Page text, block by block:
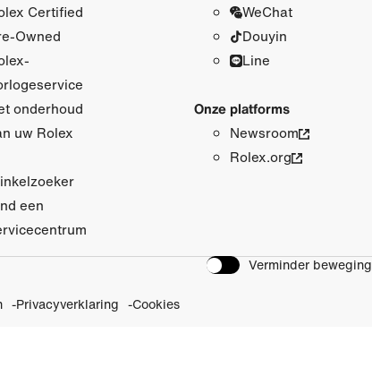
Certified
onderhoud
uw Rolex
een
WeChat
Douyin
Line
Onze platforms
Newsroom
Rolex.org
Verminder beweging
Privacyverklaring Cookies